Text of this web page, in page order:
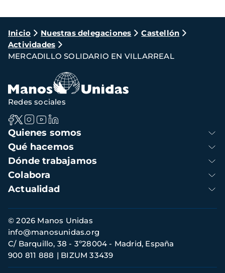
Ruta
de
navegación
Inicio Nuestras delegaciones
Castellón
Actividades
MERCADILLO SOLIDARIO EN VILLARREAL
Navegación
principal
Quienes somos
Qué hacemos
Dónde trabajamos
Colabora
Actualidad
Redes sociales
Información
de
contacto
© 2026 Manos Unidas
C/ Barquillo, 38 - 3º28004 - Madrid, España
900 811 888
BIZUM 33439
info@manosunidas.org